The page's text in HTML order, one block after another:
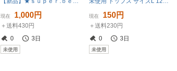
現在 1,000円
＋送料430円
0
3日
未使用
現在 150円
＋送料230円
0
3日
未使用